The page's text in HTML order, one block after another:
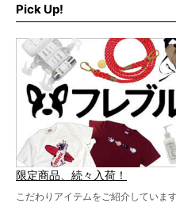
ど、内容盛りだくさ
お見逃しなく！
Pick Up!
限定商品、続々入荷！
こだわりアイテムをご紹介しています